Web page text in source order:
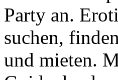
Party an.
suchen,
und mieten.